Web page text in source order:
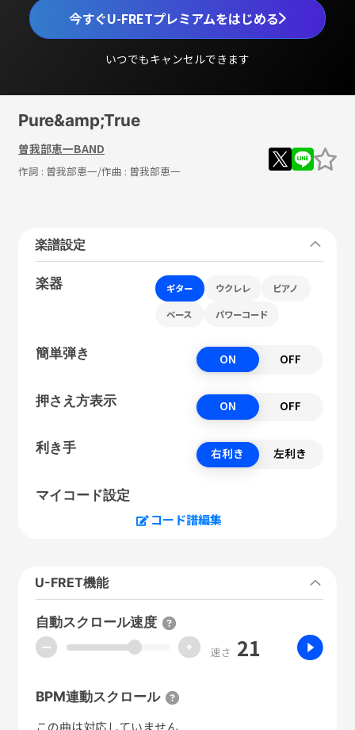
今すぐU-FRETプレミアムをはじめる
いつでもキャンセルできます
Pure&amp;True
曽我部恵一BAND
作詞 : 曽我部恵一/作曲 : 曽我部恵一
楽譜設定
楽器 ギター ウクレレ ピアノ
ベース パワーコード
簡単弾き ON OFF
押さえ方表示 ON OFF
利き手 右利き 左利き
マイコード設定
コード譜編集
U-FRET機能
自動スクロール速度
ー + 速さ 21
BPM連動スクロール
この曲は対応していません